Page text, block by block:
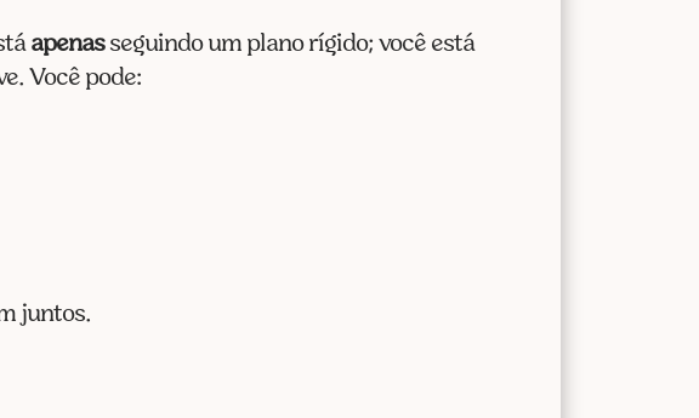
apenasseguindo um plano rígido; você está
Você pode:
juntos.